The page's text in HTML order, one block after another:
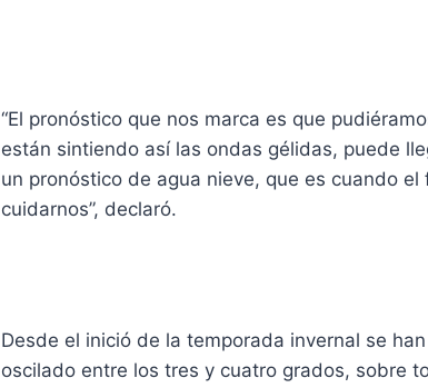
“El pronóstico que nos marca es que
están sintiendo así las ondas gélidas, puede
un pronóstico de agua nieve, que es cuando
cuidarnos”, declaró.
Desde el inició de la temporada invernal se
oscilado entre los tres y cuatro grados, sobre